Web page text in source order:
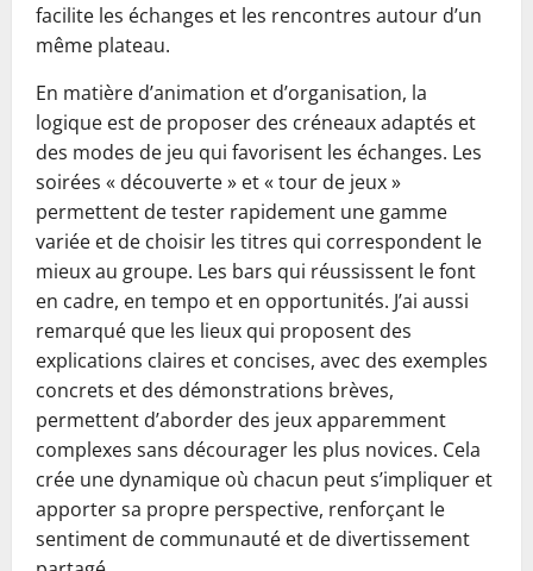
facilite les échanges et les rencontres autour d’un
même plateau.
En matière d’animation et d’organisation, la
logique est de proposer des créneaux adaptés et
des modes de jeu qui favorisent les échanges. Les
soirées « découverte » et « tour de jeux »
permettent de tester rapidement une gamme
variée et de choisir les titres qui correspondent le
mieux au groupe. Les bars qui réussissent le font
en cadre, en tempo et en opportunités. J’ai aussi
remarqué que les lieux qui proposent des
explications claires et concises, avec des exemples
concrets et des démonstrations brèves,
permettent d’aborder des jeux apparemment
complexes sans décourager les plus novices. Cela
crée une dynamique où chacun peut s’impliquer et
apporter sa propre perspective, renforçant le
sentiment de communauté et de divertissement